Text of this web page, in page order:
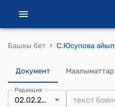
Башкы бет ›
Документ Маалыматтар
Редакция
02.02.2013